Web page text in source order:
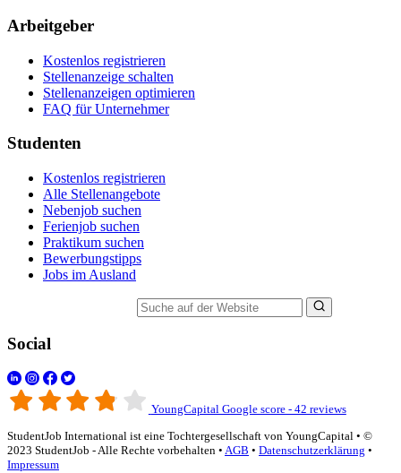
Arbeitgeber
Kostenlos registrieren
Stellenanzeige schalten
Stellenanzeigen optimieren
FAQ für Unternehmer
Studenten
Kostenlos registrieren
Alle Stellenangebote
Nebenjob suchen
Ferienjob suchen
Praktikum suchen
Bewerbungstipps
Jobs im Ausland
Social
YoungCapital Google score - 42 reviews
StudentJob International ist eine Tochtergesellschaft von YoungCapital • ©
2023 StudentJob - Alle Rechte vorbehalten • AGB • Datenschutzerklärung •
Impressum